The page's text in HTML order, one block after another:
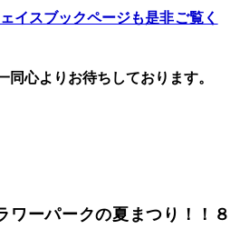
り太鼓）